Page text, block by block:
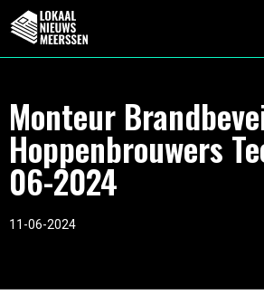
Monteur
Hoppenbrouwers
06-2024
11-06-2024